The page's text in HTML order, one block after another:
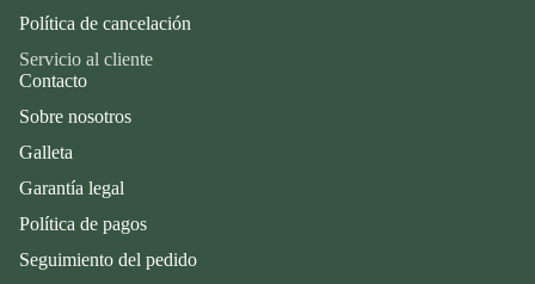
Política de cancelación
Servicio al cliente
Contacto
Sobre nosotros
Galleta
Garantía legal
Política de pagos
Seguimiento del pedido